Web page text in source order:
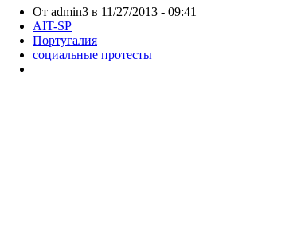
От admin3 в 11/27/2013 - 09:41
AIT-SP
Португалия
социальные протесты